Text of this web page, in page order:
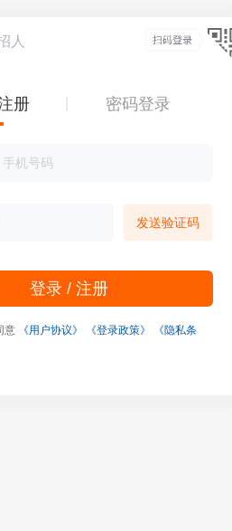
人
册 密码登录
发送验证码
登录 / 注册
意 《用户协议》 《登录政策》
《隐私条